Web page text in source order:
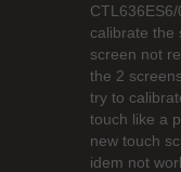
calibrate the
screen not
the 2
try to
touch like a
new touch
idem not